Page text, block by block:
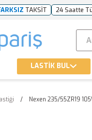
TAKSİT 24 Saatte
LASTİK BUL
Nexen 235/55ZR19